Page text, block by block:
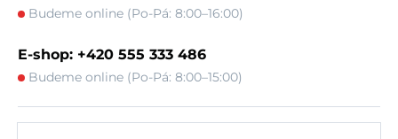
Budeme online (Po-Pá: 8:00–16:00)
E-shop: +420 555 333 486
Budeme online (Po-Pá: 8:00–15:00)